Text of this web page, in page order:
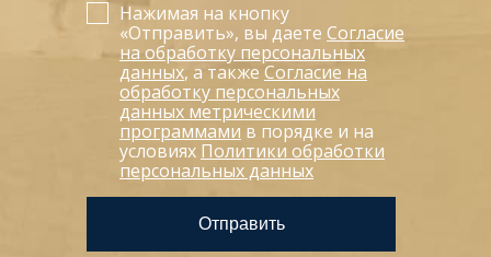
Нажимая на кнопку
«Отправить», вы даете Согласие
на обработку персональных
данных, а также Согласие на
обработку персональных
данных метрическими
программами в порядке и на
условиях Политики обработки
персональных данных